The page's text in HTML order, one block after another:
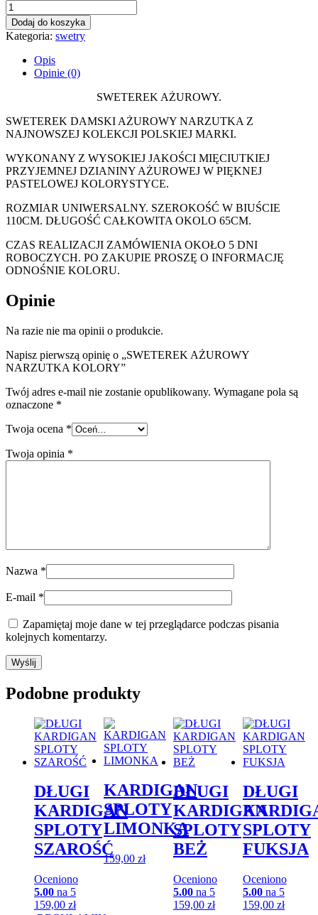
Dodaj do koszyka
Kategoria: swetry
Opis
Opinie (0)
SWETEREK AŻUROWY.
SWETEREK DAMSKI AŻUROWY NARZUTKA Z
NAJNOWSZEJ KOLEKCJI POLSKIEJ MARKI.
WYKONANY Z WYSOKIEJ JAKOŚCI MIĘCIUTKIEJ
PRZYJEMNEJ DZIANINY AŻUROWEJ W PIĘKNEJ
PASTELOWEJ KOLORYSTYCE.
ROZMIAR UNIWERSALNY. SZEROKOŚĆ W BIUŚCIE
110CM. DŁUGOŚĆ CAŁKOWITA OKOLO 65CM.
CZAS REALIZACJI ZAMÓWIENIA OKOŁO 5 DNI
ROBOCZYCH. PO ZAKUPIE PROSZĘ O INFORMACJĘ
ODNOŚNIE KOLORU.
Opinie
Na razie nie ma opinii o produkcie.
Napisz pierwszą opinię o „SWETEREK AŻUROWY
NARZUTKA KOLORY”
Twój adres e-mail nie zostanie opublikowany. Wymagane pola są
oznaczone *
Twoja ocena *
Twoja opinia *
Nazwa *
E-mail *
Zapamiętaj moje dane w tej przeglądarce podczas pisania
kolejnych komentarzy.
Podobne produkty
DŁUGI
KARDIGAN
SPLOTY
SZAROŚĆ
Oceniono
5.00 na 5
159,00 zł
KARDIGAN
SPLOTY
LIMONKA
159,00 zł
DŁUGI
KARDIGAN
SPLOTY
BEŻ
Oceniono
5.00na 5
159,00 zł
DŁUGI
SPLOTY
FUKSJA
Oceniono
5.00na 5
159,00 zł